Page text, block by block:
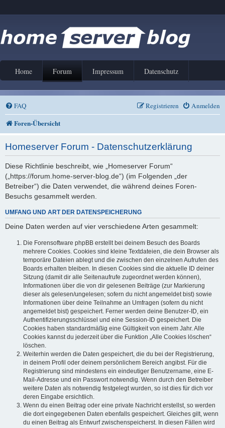
Home Forum Impressum Datenschutz
FAQ Anmelden
Registrieren
Foren-Übersicht
Homeserver Forum - Datenschutzerklärung
Diese Richtlinie beschreibt, wie „Homeserver Forum“
(„https://forum.home-server-blog.de“) (im Folgenden „der
Betreiber“) die Daten verwendet, die während deines Foren-
Besuchs gesammelt werden.
UMFANG UND ART DER DATENSPEICHERUNG
Deine Daten werden auf vier verschiedene Arten gesammelt:
Die Forensoftware phpBB erstellt bei deinem Besuch des Boards
mehrere Cookies. Cookies sind kleine Textdateien, die dein Browser als
temporäre Dateien ablegt und die zwischen den einzelnen Aufrufen des
Boards erhalten bleiben. In diesen Cookies sind die aktuelle ID deiner
Sitzung (damit dir alle Seitenaufrufe zugeordnet werden können),
Informationen über die von dir gelesenen Beiträge (zur Markierung
dieser als gelesen/ungelesen; sofern du nicht angemeldet bist) sowie
Informationen über deine Teilnahme an Umfragen (sofern du nicht
angemeldet bist) gespeichert. Ferner werden deine Benutzer-ID, ein
Authentifizierungsschlüssel und eine Session-ID gespeichert. Die
Cookies haben standardmäßig eine Gültigkeit von einem Jahr. Alle
Cookies kannst du jederzeit über die Funktion „Alle Cookies löschen“
löschen.
Weiterhin werden die Daten gespeichert, die du bei der Registrierung,
in deinem Profil oder deinem persönlichem Bereich angibst. Für die
Registrierung sind mindestens ein eindeutiger Benutzername, eine E-
Mail-Adresse und ein Passwort notwendig. Wenn durch den Betreiber
weitere Daten als notwendig festgelegt wurden, so ist dies für dich vor
deren Eingabe ersichtlich.
Wenn du einen Beitrag oder eine private Nachricht erstellst, so werden
die dort eingegebenen Daten ebenfalls gespeichert. Gleiches gilt, wenn
du einen Beitrag als Entwurf zwischenspeicherst. In diesen Fällen wird